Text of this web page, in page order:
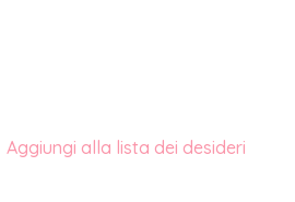
Aggiungi alla lista dei desideri